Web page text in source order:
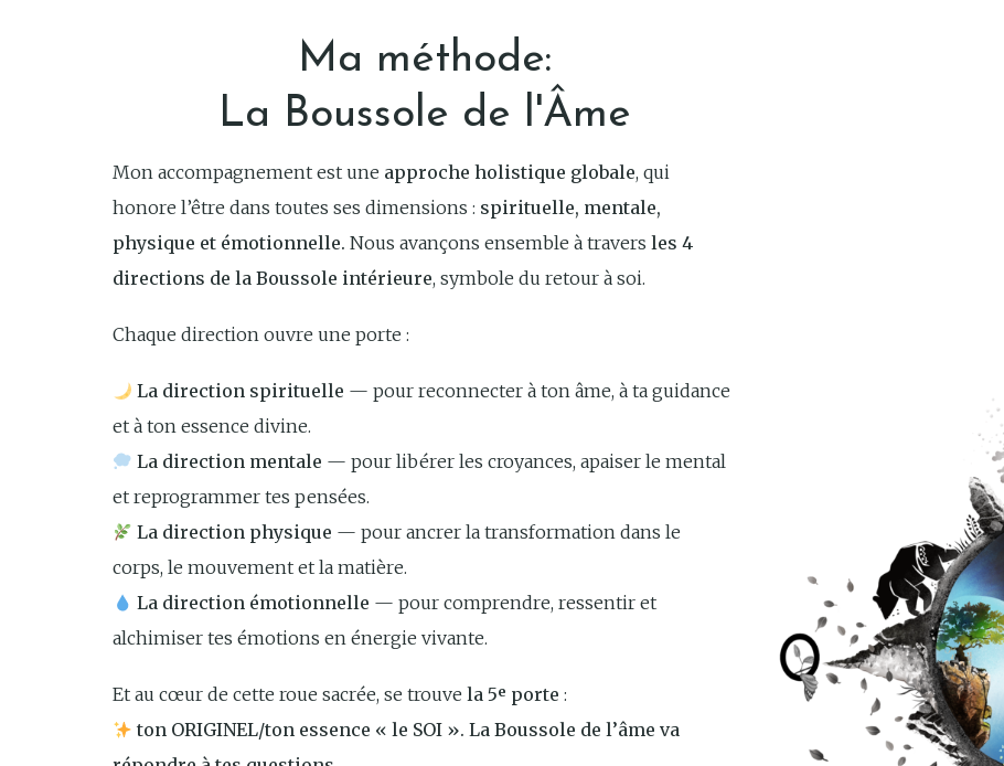
Ma méthode:
La Boussole de l'Âme
Mon accompagnement est une approche holistique globale, qui
honore l’être dans toutes ses dimensions : spirituelle, mentale,
physique et émotionnelle. Nous avançons ensemble à travers les 4
directions de la Boussole intérieure, symbole du retour à soi.
Chaque direction ouvre une porte :
La direction spirituelle — pour reconnecter à ton âme, à ta guidance
et à ton essence divine.
La direction mentale — pour libérer les croyances, apaiser le mental
et reprogrammer tes pensées.
La direction physique — pour ancrer la transformation dans le
corps, le mouvement et la matière.
La direction émotionnelle — pour comprendre, ressentir et
alchimiser tes émotions en énergie vivante.
Et au cœur de cette roue sacrée, se trouve la 5ᵉ porte :
ton ORIGINEL/ton essence « le SOI ». La Boussole de l’âme va